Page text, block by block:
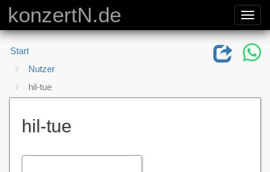
konzertN.de
Start
Nutzer
hil-tue
hil-tue